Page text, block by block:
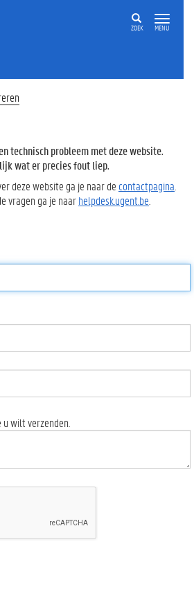
ZOEK MENU
technisch probleem met deze website.
wat er precies fout liep.
deze website ga je naar de contactpagina
vragen ga je naarhelpdesk.ugent.be
wilt verzenden.